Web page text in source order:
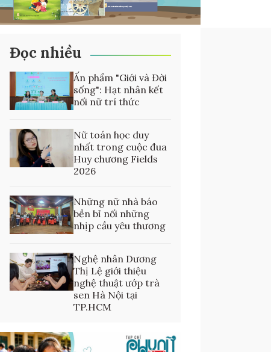
Đọc nhiều
Ấn phẩm "Giới và Đời
sống": Hạt nhân kết
nối nữ trí thức
Nữ toán học duy
nhất trong cuộc đua
Huy chương Fields
2026
Những nữ nhà báo
bền bỉ nối những
nhịp cầu yêu thương
Nghệ nhân Dương
Thị Lệ giới thiệu
nghệ thuật ướp trà
sen Hà Nội tại
TP.HCM